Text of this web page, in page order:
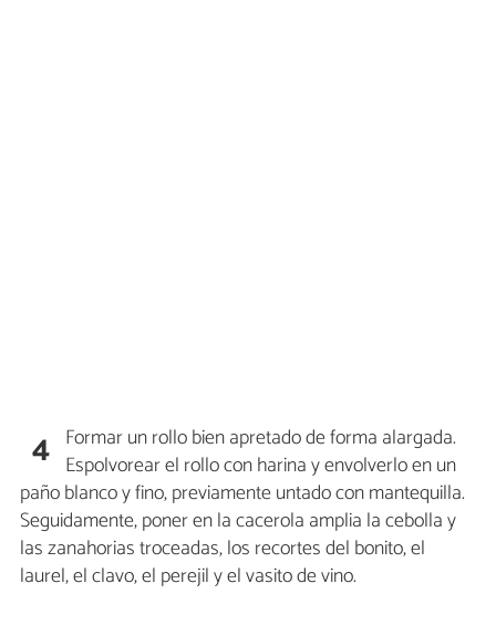
4 Formar un rollo bien apretado de forma alargada.
Espolvorear el rollo con harina y envolverlo en un
paño blanco y fino, previamente untado con mantequilla.
Seguidamente, poner en la cacerola amplia la cebolla y
las zanahorias troceadas, los recortes del bonito, el
laurel, el clavo, el perejil y el vasito de vino.